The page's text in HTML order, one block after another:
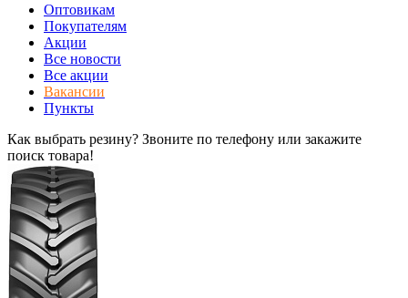
Оптовикам
Покупателям
Акции
Все новости
Все акции
Вакансии
Пункты
Как выбрать резину? Звоните по телефону или закажите
поиск товара!